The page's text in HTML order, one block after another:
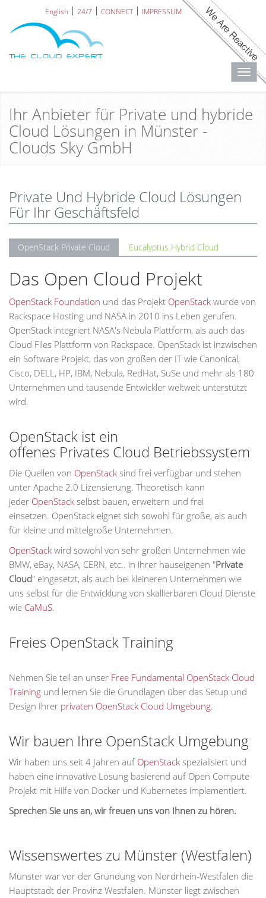
English 24/7 CONNECT IMPRESSUM
Ihr Anbieter für Private und hybride
Cloud Lösungen in Münster -
Clouds Sky GmbH
Private Und Hybride Cloud Lösungen
Für Ihr Geschäftsfeld
OpenStack Private Cloud Eucalyptus Hybrid Cloud
Das Open Cloud Projekt
OpenStack Foundation und das Projekt OpenStack wurde von
Rackspace Hosting und NASA in 2010 ins Leben gerufen.
OpenStack integriert NASA's Nebula Plattform, als auch das
Cloud Files Plattform von Rackspace. OpenStack ist inzwischen
ein Software Projekt, das von großen der IT wie Canonical,
Cisco, DELL, HP, IBM, Nebula, RedHat, SuSe und mehr als 180
Unternehmen und tausende Entwickler weltweit unterstützt
wird.
OpenStack ist ein
offenes Privates Cloud Betriebssystem
Die Quellen von OpenStack sind frei verfügbar und stehen
unter Apache 2.0 Lizensierung. Theoretisch kann
jeder OpenStack selbst bauen, erweitern und frei
einsetzen. OpenStack eignet sich sowohl für große, als auch
für kleine und mittelgroße Unternehmen.
OpenStack wird sowohl von sehr großen Unternehmen wie
BMW, eBay, NASA, CERN, etc.. in ihrer hauseigenen "Private
Cloud" eingesetzt, als auch bei kleineren Unternehmen wie
uns selbst für die Entwicklung von skallierbaren Cloud Dienste
wie CaMuS.
Freies OpenStack Training
Nehmen Sie teil an unser Free Fundamental OpenStack Cloud
Training und lernen Sie die Grundlagen über das Setup und
Design Ihrer privaten OpenStack Cloud Umgebung.
Wir bauen Ihre OpenStack Umgebung
Wir haben uns seit 4 Jahren auf OpenStack spezialisiert und
haben eine innovative Lösung basierend auf Open Compute
Projekt mit Hilfe von Docker und Kubernetes implementiert.
Sprechen Sie uns an, wir freuen uns von Ihnen zu hören.
Wissenswertes zu Münster (Westfalen)
Münster war vor der Gründung von Nordrhein-Westfalen die
Hauptstadt der Provinz Westfalen. Münster liegt zwischen